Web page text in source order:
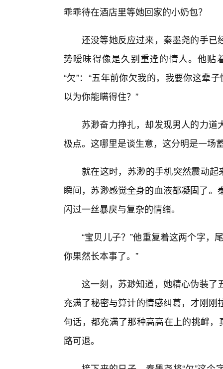
乖乖待在酒店里等她回家的小奶包？
还没等她反应过来，秦墨尧的手已
势暧昧得像是久别重逢的情人。他贴
“欠”：“五年前你欠我的，我要你这辈
以为你能瞒得住？”
苏渺奋力挣扎，却发现男人的力
极点。这哪里是谈生意，这分明是一场
就在这时，苏渺的手机突然震动起
瞬间，苏渺感觉全身的血液都凝固了
闪过一丝暴戾与复杂的情绪。
“宝贝儿子？”他重复着这两个字，
你果然长本事了。”
这一刻，苏渺知道，她精心伪装了
充满了秘密与算计的情感纠葛，才刚
句话，都充满了那种高高在上的挑衅
路可退。